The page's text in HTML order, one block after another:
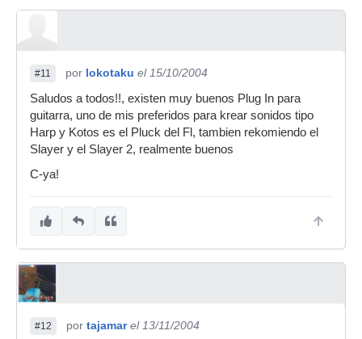
#11 por lokotaku el 15/10/2004
Saludos a todos!!, existen muy buenos Plug In para
guitarra, uno de mis preferidos para krear sonidos tipo
Harp y Kotos es el Pluck del Fl, tambien rekomiendo el
Slayer y el Slayer 2, realmente buenos
C-ya!
#12 por tajamar el 13/11/2004